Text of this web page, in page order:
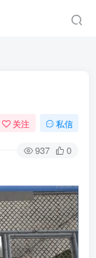
关注 私信
937 0